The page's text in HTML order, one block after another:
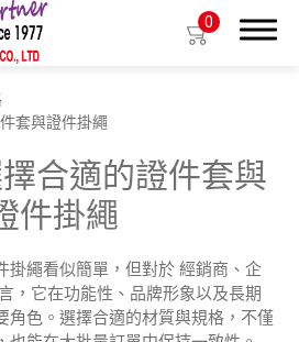
0
套與證件掛繩
合適的證件套與
件掛繩
掛繩看似簡單，但對於 經銷商、企
，它在功能性、品牌形象以及長期
角色。選擇合適的材質與規格，不僅